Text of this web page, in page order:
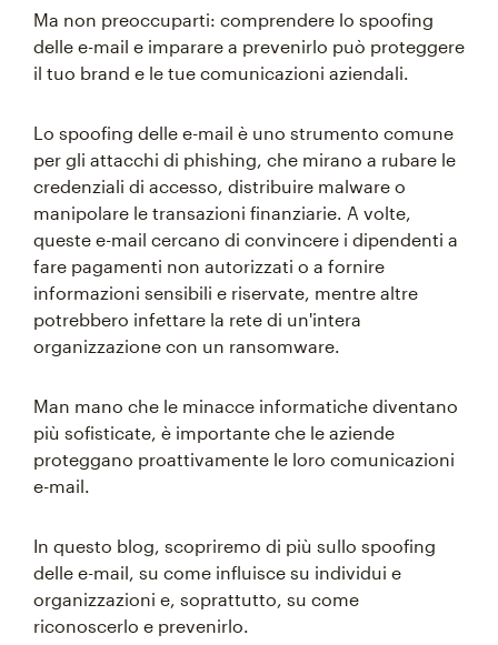
Ma non preoccuparti: comprendere lo spoofing
delle e-mail e imparare a prevenirlo può proteggere
il tuo brand e le tue comunicazioni aziendali.
Lo spoofing delle e-mail è uno strumento comune
per gli attacchi di phishing, che mirano a rubare le
credenziali di accesso, distribuire malware o
manipolare le transazioni finanziarie. A volte,
queste e-mail cercano di convincere i dipendenti a
fare pagamenti non autorizzati o a fornire
informazioni sensibili e riservate, mentre altre
potrebbero infettare la rete di un'intera
organizzazione con un ransomware.
Man mano che le minacce informatiche diventano
più sofisticate, è importante che le aziende
proteggano proattivamente le loro comunicazioni
e-mail.
In questo blog, scopriremo di più sullo spoofing
delle e-mail, su come influisce su individui e
organizzazioni e, soprattutto, su come
riconoscerlo e prevenirlo.